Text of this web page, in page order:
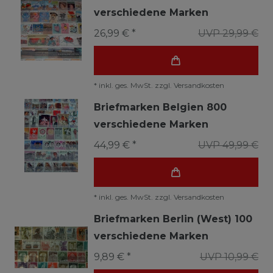
verschiedene Marken
UVP 29,99 €
26,99 € *
* inkl. ges. MwSt. zzgl. Versandkosten
Briefmarken Belgien 800
verschiedene Marken
UVP 49,99 €
44,99 € *
* inkl. ges. MwSt. zzgl. Versandkosten
Briefmarken Berlin (West) 100
verschiedene Marken
UVP 10,99 €
9,89 € *